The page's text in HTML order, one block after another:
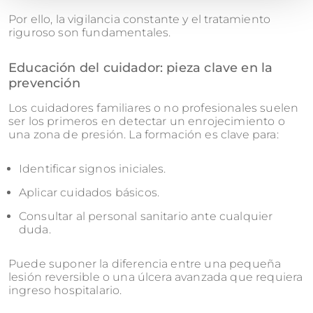
Por ello, la vigilancia constante y el tratamiento
riguroso son fundamentales.
Educación del cuidador: pieza clave en la
prevención
Los cuidadores familiares o no profesionales suelen
ser los primeros en detectar un enrojecimiento o
una zona de presión. La formación es clave para:
Identificar signos iniciales.
Aplicar cuidados básicos.
Consultar al personal sanitario ante cualquier
duda.
Puede suponer la diferencia entre una pequeña
lesión reversible o una úlcera avanzada que requiera
ingreso hospitalario.